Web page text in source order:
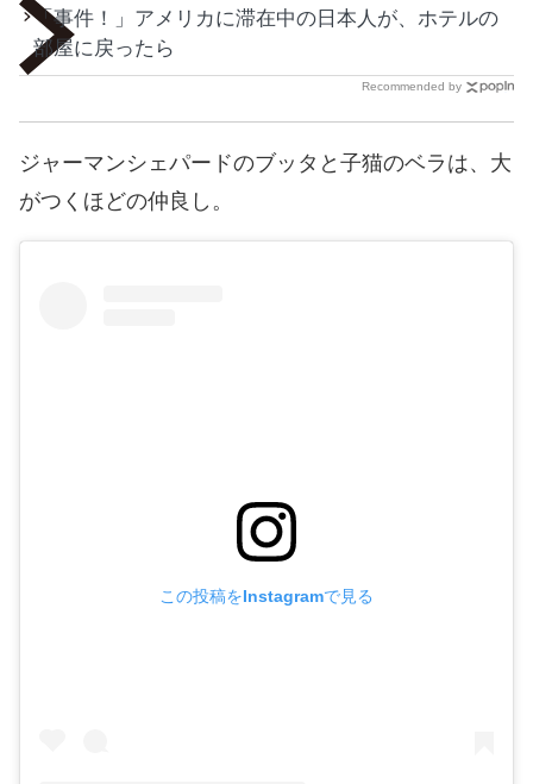
「事件！」アメリカに滞在中の日本人が、ホテルの
部屋に戻ったら
Recommended by
ジャーマンシェパードのブッタと子猫のベラは、大
がつくほどの仲良し。
この投稿をInstagramで見る